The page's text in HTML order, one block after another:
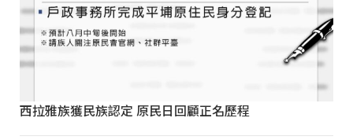
西拉雅族獲民族認定 原民日回顧正名歷程